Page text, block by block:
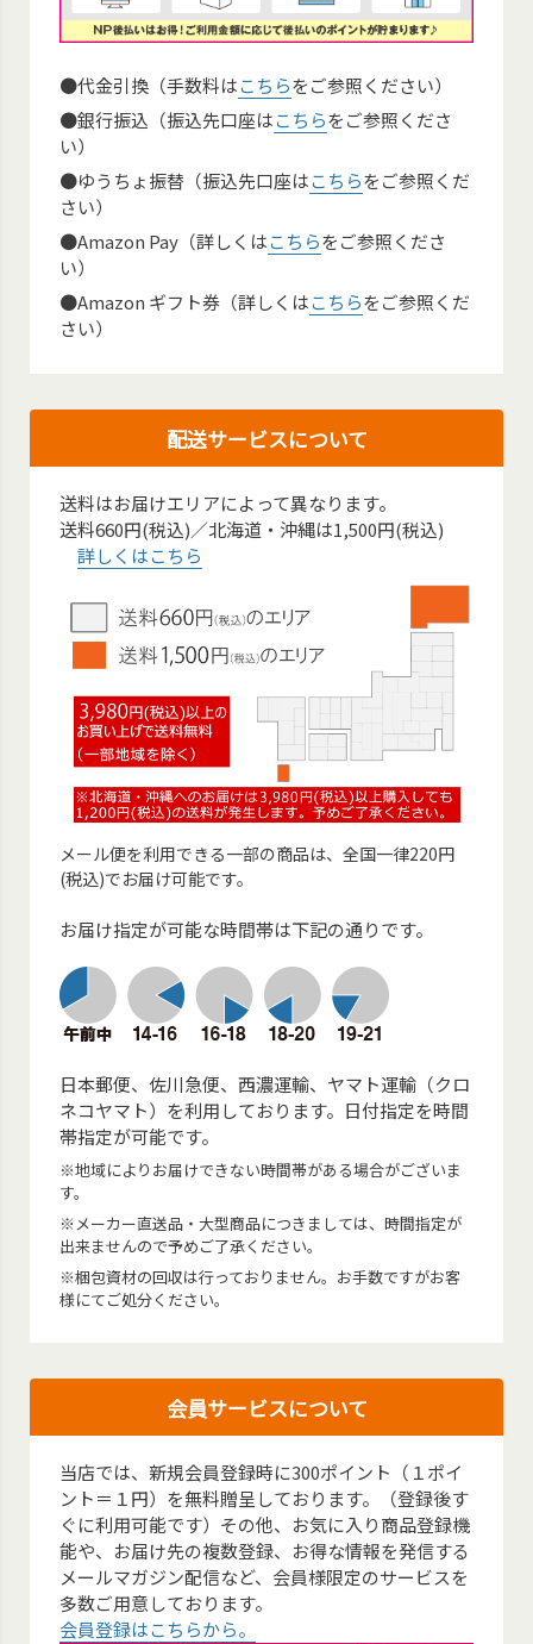
●代金引換（手数料はこちらをご参照ください）
●銀行振込（振込先口座はこちらをご参照くださ
い）
●ゆうちょ振替（振込先口座はこちらをご参照くだ
さい）
●Amazon Pay（詳しくはこちらをご参照くださ
い）
●Amazon ギフト券（詳しくはこちらをご参照くだ
さい）
配送サービスについて
送料はお届けエリアによって異なります。
送料660円(税込)／北海道・沖縄は1,500円(税込)
詳しくはこちら
メール便を利用できる一部の商品は、全国一律220円
(税込)でお届け可能です。
お届け指定が可能な時間帯は下記の通りです。
日本郵便、佐川急便、西濃運輸、ヤマト運輸（クロ
ネコヤマト）を利用しております。日付指定を時間
帯指定が可能です。
※地域によりお届けできない時間帯がある場合がございま
す。
※メーカー直送品・大型商品につきましては、時間指定が
出来ませんので予めご了承ください。
※梱包資材の回収は行っておりません。お手数ですがお客
様にてご処分ください。
会員サービスについて
当店では、新規会員登録時に300ポイント（１ポイ
ント＝１円）を無料贈呈しております。（登録後す
ぐに利用可能です）その他、お気に入り商品登録機
能や、お届け先の複数登録、お得な情報を発信する
メールマガジン配信など、会員様限定のサービスを
多数ご用意しております。
会員登録はこちらから。